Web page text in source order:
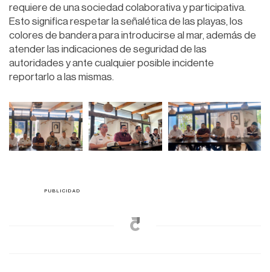
requiere de una sociedad colaborativa y participativa.
Esto significa respetar la señalética de las playas, los
colores de bandera para introducirse al mar, además de
atender las indicaciones de seguridad de las
autoridades y ante cualquier posible incidente
reportarlo a las mismas.